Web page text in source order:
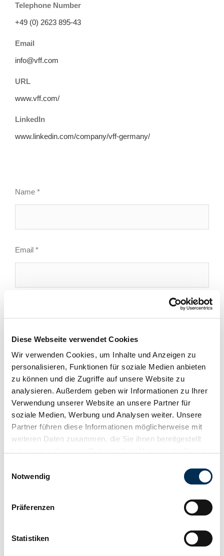
Diese Webseite verwendet Cookies
Wir verwenden Cookies, um Inhalte und Anzeigen zu
personalisieren, Funktionen für soziale Medien anbieten
zu können und die Zugriffe auf unsere Website zu
analysieren. Außerdem geben wir Informationen zu Ihrer
Verwendung unserer Website an unsere Partner für
soziale Medien, Werbung und Analysen weiter. Unsere
Partner führen diese Informationen möglicherweise mit
weiteren Daten zusammen, die Sie ihnen bereitgestellt
unsererDatenschutzerklärung Impressum
Notwendig
Präferenzen
Statistiken
Telephone Number
+49 (0) 2623 895-43
Email
info@vff.com
URL
www.vff.com/
LinkedIn
www.linkedin.com/company/vff-germany/
Kontakt
Name *
Email *
Department
Phone
Subject*
Message*